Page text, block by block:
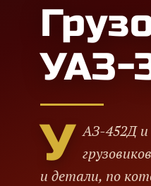
УАЗ-
У АЗ-452Д и
и детали, по